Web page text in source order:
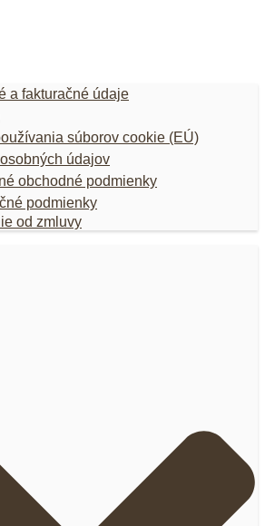
a fakturačné údaje
súborov cookie (EÚ)
údajov
obchodné podmienky
podmienky
od zmluvy